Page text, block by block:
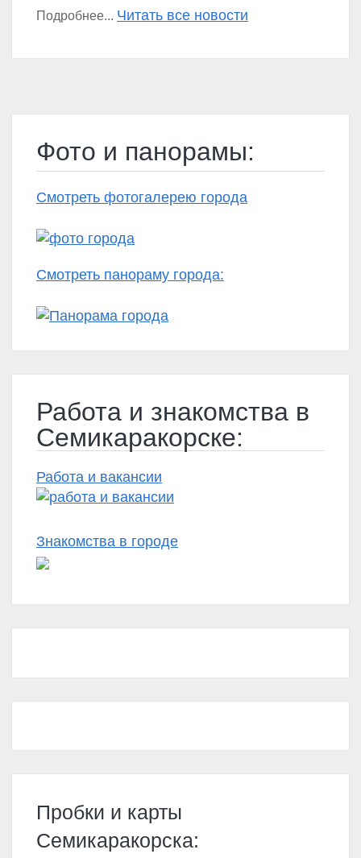
Подробнее... Читать все новости
Фото и панорамы:
Смотреть фотогалерею города
Смотреть панораму города:
Работа и знакомства в
Семикаракорске:
Работа и вакансии
Знакомства в городе
Пробки и карты
Семикаракорска: